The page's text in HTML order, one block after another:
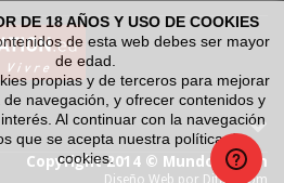
DE 18 AÑOS Y USO DE COOKIES
de esta web debes ser mayor
de edad.
propias y de terceros para mejorar
de navegación, y ofrecer contenidos y
Al continuar con la navegación
que se acepta nuestra política de
cookies.
Copyright 2014 © Mundo Vinum
Diseño Web por Difadi.com